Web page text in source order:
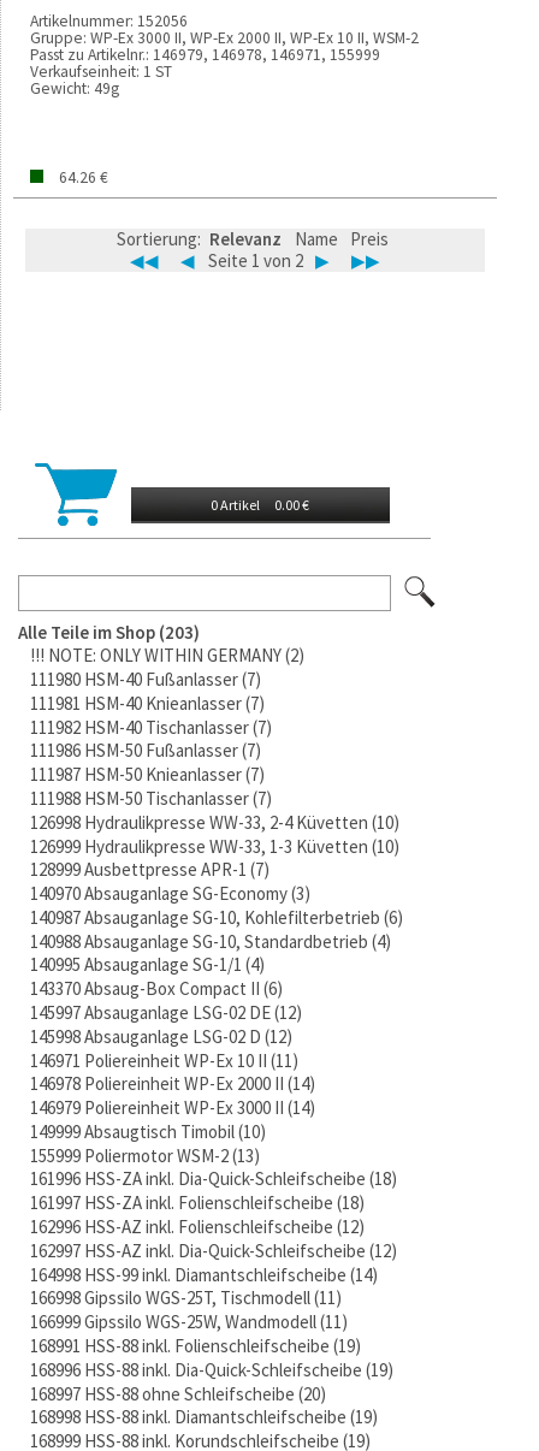
0 Artikel 0.00 €
Alle Teile im Shop 203
!!! NOTE: ONLY WITHIN GERMANY 2
111980 HSM-40 Fußanlasser 7
111981 HSM-40 Knieanlasser 7
111982 HSM-40 Tischanlasser 7
111986 HSM-50 Fußanlasser 7
111987 HSM-50 Knieanlasser 7
111988 HSM-50 Tischanlasser 7
126998 Hydraulikpresse WW-33, 2-4 Küvetten 10
126999 Hydraulikpresse WW-33, 1-3 Küvetten 10
128999 Ausbettpresse APR-1 7
140970 Absauganlage SG-Economy 3
140987 Absauganlage SG-10, Kohlefilterbetrieb 6
140988 Absauganlage SG-10, Standardbetrieb 4
140995 Absauganlage SG-1/1 4
143370 Absaug-Box Compact II 6
145997 Absauganlage LSG-02 DE 12
145998 Absauganlage LSG-02 D 12
146971 Poliereinheit WP-Ex 10 II 11
146978 Poliereinheit WP-Ex 2000 II 14
146979 Poliereinheit WP-Ex 3000 II 14
149999 Absaugtisch Timobil 10
155999 Poliermotor WSM-2 13
161996 HSS-ZA inkl. Dia-Quick-Schleifscheibe 18
161997 HSS-ZA inkl. Folienschleifscheibe 18
162996 HSS-AZ inkl. Folienschleifscheibe 12
162997 HSS-AZ inkl. Dia-Quick-Schleifscheibe 12
164998 HSS-99 inkl. Diamantschleifscheibe 14
166998 Gipssilo WGS-25T, Tischmodell 11
166999 Gipssilo WGS-25W, Wandmodell 11
168991 HSS-88 inkl. Folienschleifscheibe 19
168996 HSS-88 inkl. Dia-Quick-Schleifscheibe 19
168997 HSS-88 ohne Schleifscheibe 20
168998 HSS-88 inkl. Diamantschleifscheibe 19
168999 HSS-88 inkl. Korundschleifscheibe 19
Artikelnummer: 152056
Gruppe: WP-Ex 3000 II, WP-Ex 2000 II, WP-Ex 10 II, WSM-2
Passt zu Artikelnr.: 146979, 146978, 146971, 155999
Verkaufseinheit: 1 ST
Gewicht: 49g
64.26 €
Sortierung: Relevanz Name
Preis
◀◀
◀ Seite 1 von 2 ▶ ▶▶